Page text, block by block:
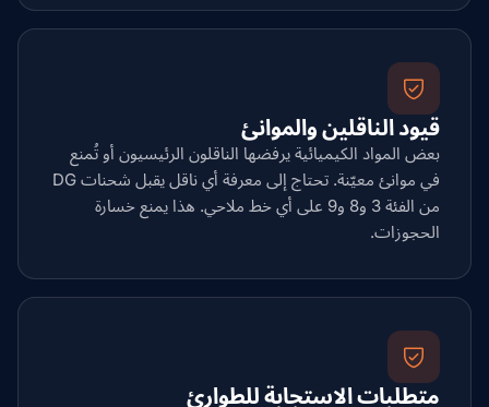
قيود الناقلين والموانئ
بعض المواد الكيميائية يرفضها الناقلون الرئيسيون أو تُمنع
في موانئ معيّنة. تحتاج إلى معرفة أي ناقل يقبل شحنات DG
من الفئة 3 و8 و9 على أي خط ملاحي. هذا يمنع خسارة
الحجوزات.
متطلبات الاستجابة للطوارئ